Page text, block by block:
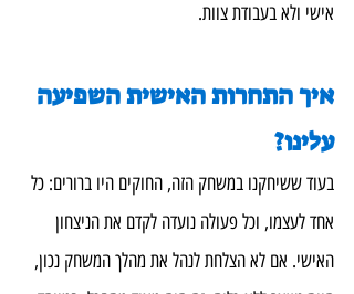
אישי ולא בעבודת צוות.
איך התחרות האישית השפיעה
עלינו?
בעוד ששיחקנו במשחק הזה, החוקים היו ברורים: כל
אחד לעצמו, וכל פעולה נועדה לקדם את הניצחון
האישי. אם לא הצלחת לנהל את מהלך המשחק נכון,